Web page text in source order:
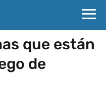
que están
de